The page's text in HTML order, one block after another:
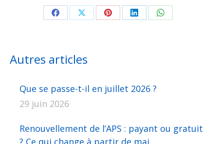
PartagerPartagerPartagerPartagerPartager
Autres articles
Que se passe-t-il en juillet 2026 ?
29 juin 2026
Renouvellement de l’APS : payant ou gratuit
? Ce qui change à partir de mai